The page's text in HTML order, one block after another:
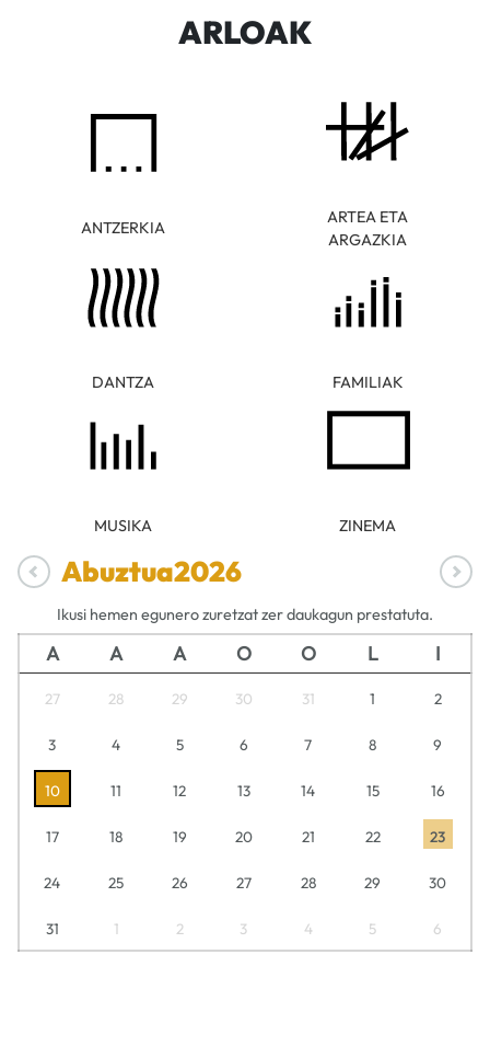
ARLOAK
ANTZERKIA
ARTEA ETA
ARGAZKIA
DANTZA FAMILIAK
MUSIKA ZINEMA
Abuztua2026
Ikusi hemen egunero zuretzat zer daukagun prestatuta.
A A A O O L I
27 28 29 30 31 1 2
3 4 5 6 7 8 9
10 11 12 13 14 15 16
17 18 19 20 21 22 23
24 25 26 27 28 29 30
31 1 2 3 4 5 6